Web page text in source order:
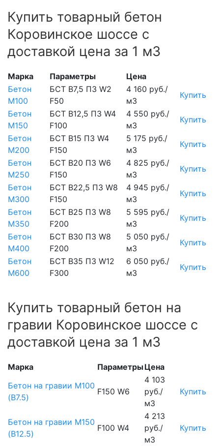
Купить товарный бетон
Коровинское шоссе с
доставкой цена за 1 м3
Марка Параметры
Цена
Бетон
М100
БСТ В7,5 П3 W2
F50
4 160 руб./
м3
Купить
Бетон
М150
БСТ В12,5 П3 W4
F100
4 550 руб./
м3
Купить
Бетон
М200
БСТ В15 П3 W4
F150
5 175 руб./
м3
Купить
Бетон
М250
БСТ В20 П3 W6
F150
4 825 руб./
м3
Купить
Бетон
М300
БСТ В22,5 П3 W8
F150
4 945 руб./
м3
Купить
Бетон
М350
БСТ В25 П3 W8
F200
5 595 руб./
м3
Купить
Бетон
М400
БСТ В30 П3 W8
F200
5 050 руб./
м3
Купить
Бетон
М600
БСТ В35 П3 W12
F300
6 050 руб./
м3
Купить
Купить товарный бетон на
гравии Коровинское шоссе с
доставкой цена за 1 м3
Марка ПараметрыЦена
Бетон на гравии М100
(B7.5)
F150 W6
4 103
руб./
м3
Купить
Бетон на гравии М150
(B12.5)
F100 W4
4 213
руб./
м3
Купить